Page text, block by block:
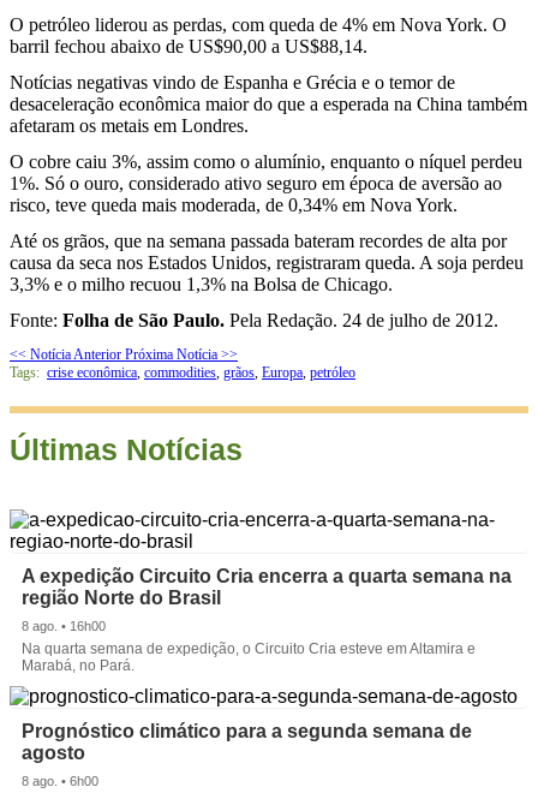
O petróleo liderou as perdas, com queda de 4% em Nova York. O
barril fechou abaixo de US$90,00 a US$88,14.
Notícias negativas vindo de Espanha e Grécia e o temor de
desaceleração econômica maior do que a esperada na China também
afetaram os metais em Londres.
O cobre caiu 3%, assim como o alumínio, enquanto o níquel perdeu
1%. Só o ouro, considerado ativo seguro em época de aversão ao
risco, teve queda mais moderada, de 0,34% em Nova York.
Até os grãos, que na semana passada bateram recordes de alta por
causa da seca nos Estados Unidos, registraram queda. A soja perdeu
3,3% e o milho recuou 1,3% na Bolsa de Chicago.
Fonte: Folha de São Paulo. Pela Redação. 24 de julho de 2012.
<< Notícia Anterior Próxima Notícia >>
Tags: crise econômica, commodities, grãos, Europa, petróleo
Últimas Notícias
A expedição Circuito Cria encerra a quarta semana na
região Norte do Brasil
8 ago. • 16h00
Na quarta semana de expedição, o Circuito Cria esteve em Altamira e
Marabá, no Pará.
Prognóstico climático para a segunda semana de
agosto
8 ago. • 6h00